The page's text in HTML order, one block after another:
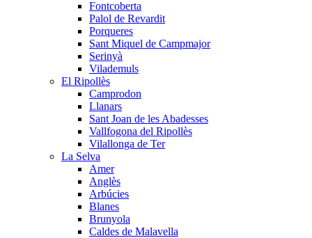
Fontcoberta
Palol de Revardit
Porqueres
Sant Miquel de Campmajor
Serinyà
Vilademuls
El Ripollès
Camprodon
Llanars
Sant Joan de les Abadesses
Vallfogona del Ripollès
Vilallonga de Ter
La Selva
Amer
Anglès
Arbúcies
Blanes
Brunyola
Caldes de Malavella